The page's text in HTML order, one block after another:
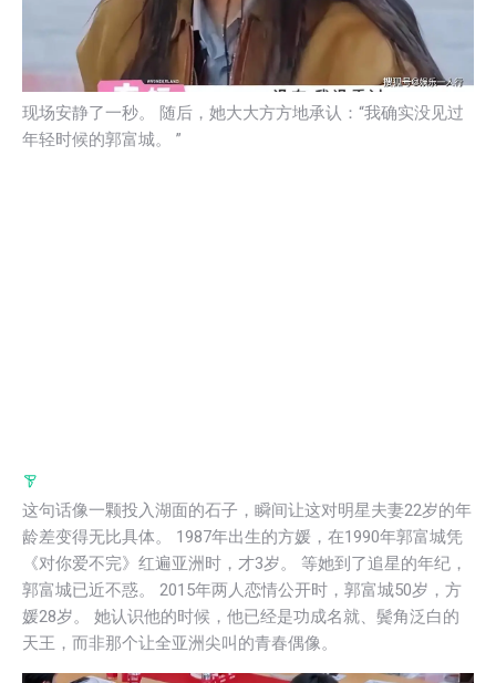
现场安静了一秒。 随后，她大大方方地承认：“我确实没见过
年轻时候的郭富城。 ”
这句话像一颗投入湖面的石子，瞬间让这对明星夫妻22岁的年
龄差变得无比具体。 1987年出生的方媛，在1990年郭富城凭
《对你爱不完》红遍亚洲时，才3岁。 等她到了追星的年纪，
郭富城已近不惑。 2015年两人恋情公开时，郭富城50岁，方
媛28岁。 她认识他的时候，他已经是功成名就、鬓角泛白的
天王，而非那个让全亚洲尖叫的青春偶像。